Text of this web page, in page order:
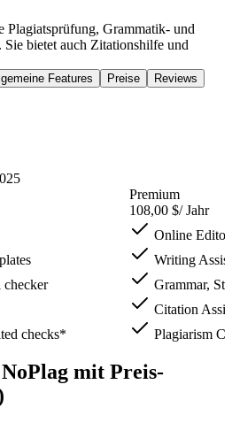
Plagiatsprüfung, Grammatik- und
Sie bietet auch Zitationshilfe und
Features Preise Reviews
checker
checks*
Premium
108,00 $/ Jahr
Online Editor
Writing
Grammar,
Citation
Plagiarism
mit Preis-